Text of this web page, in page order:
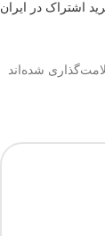
اشتراک در ایران
شده‌اند